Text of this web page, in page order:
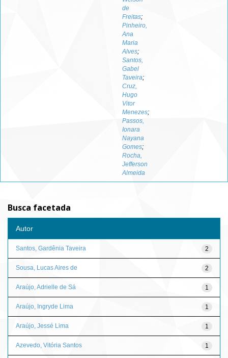
de
Freitas;
Pinheiro,
Ana
Maria
Alves;
Santos,
Gabel
Taveira;
Cruz,
Hugo
Vitor
Menezes;
Passos,
Ionara
Nayana
Gomes;
Rocha,
Jefferson
Almeida
Busca facetada
Autor
2
Santos, Gardênia Taveira
2
Sousa, Lucas Aires de
1
Araújo, Adrielle de Sá
1
Araújo, Ingryde Lima
1
Araújo, Jessé Lima
1
Azevedo, Vitória Santos